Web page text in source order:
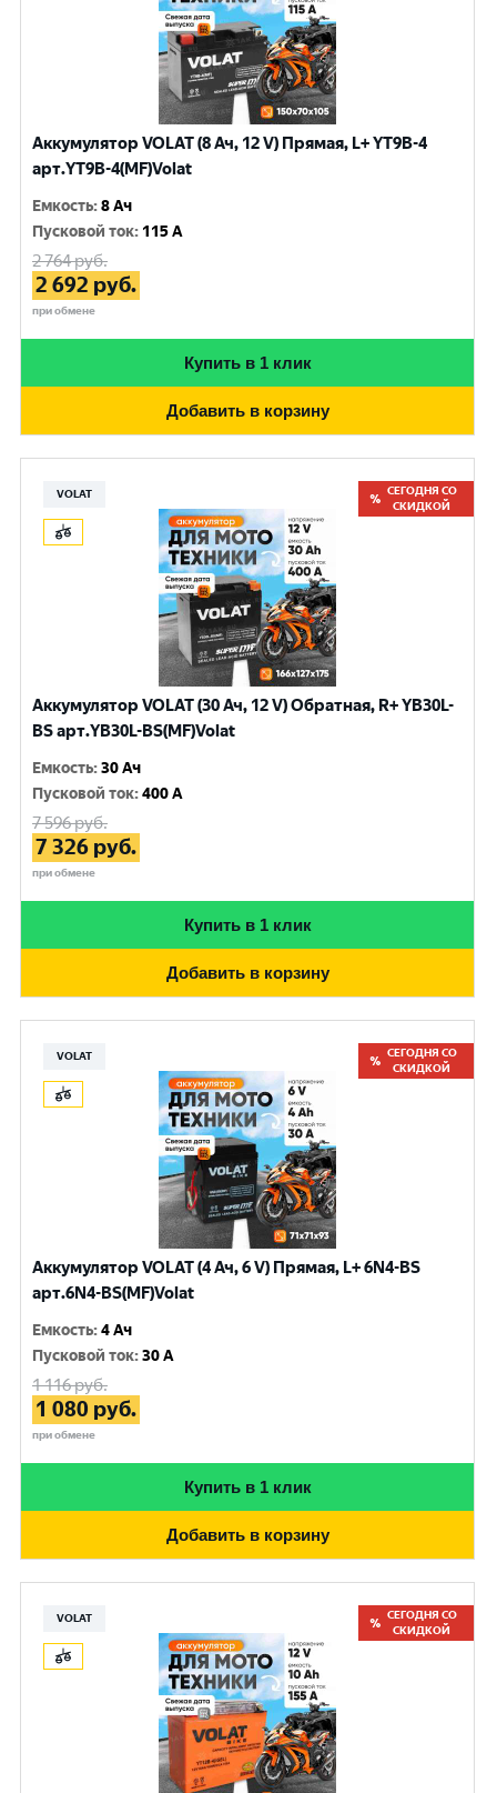
Аккумулятор VOLAT (8 Ач, 12 V) Прямая, L+ YT9B-4
арт.YT9B-4(MF)Volat
Емкость:8 Ач
Пусковой ток: 115 A
2 764руб.
2 692 руб.
при обмене
Купить в 1 клик
Добавить в корзину
VOLAT
СЕГОДНЯ СО
СКИДКОЙ
Аккумулятор VOLAT (30 Ач, 12 V) Обратная, R+ YB30L-
BS арт.YB30L-BS(MF)Volat
Емкость:30 Ач
Пусковой ток:400 A
7 596руб.
7 326 руб.
при обмене
Купить в 1 клик
Добавить в корзину
VOLAT
СЕГОДНЯ СО
СКИДКОЙ
Аккумулятор VOLAT (4 Ач, 6 V) Прямая, L+ 6N4-BS
арт.6N4-BS(MF)Volat
Емкость:4 Ач
Пусковой ток:30 A
1 116руб.
1 080 руб.
при обмене
Купить в 1 клик
Добавить в корзину
VOLAT
СЕГОДНЯ СО
СКИДКОЙ